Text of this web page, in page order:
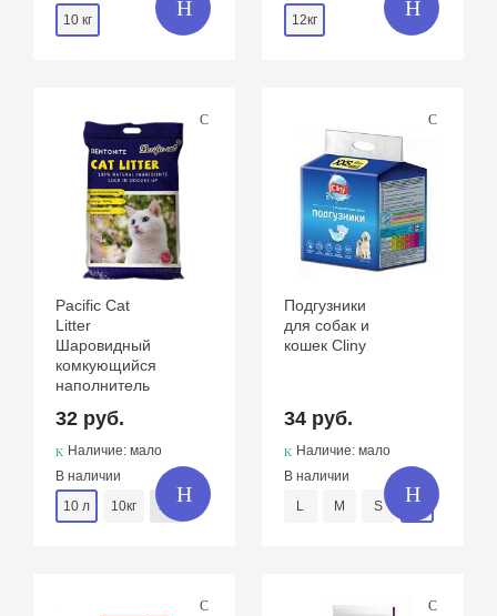
10 кг
12кг
Pacific Cat
Litter
Шаровидный
комкующийся
наполнитель
32 руб.
Наличие: мало
В наличии
10 л
10кг 5 л
Подгузники
для собак и
кошек Cliny
34 руб.
Наличие: мало
В наличии
L
M S XL